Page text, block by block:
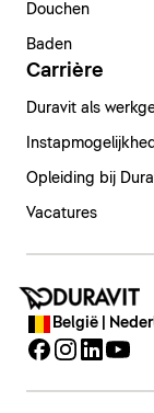
Douchen
Baden
Carrière
Duravit als
Opleiding bij
Vacatures
België |